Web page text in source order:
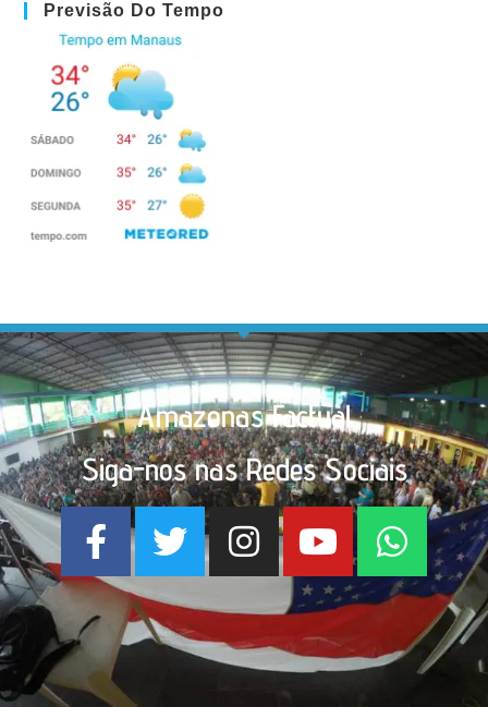
Previsão Do Tempo
Amazonas Factual
Siga-nos nas Redes Sociais